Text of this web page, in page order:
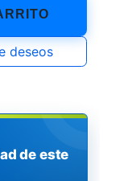
deseos
de este